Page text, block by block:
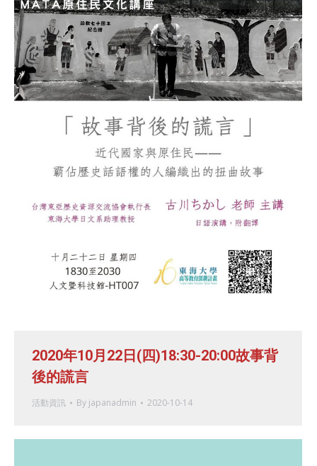
2020年10月22日(四)18:30-20:00故事背
後的謊言
活動資訊 By japanadmin 2020-10-14